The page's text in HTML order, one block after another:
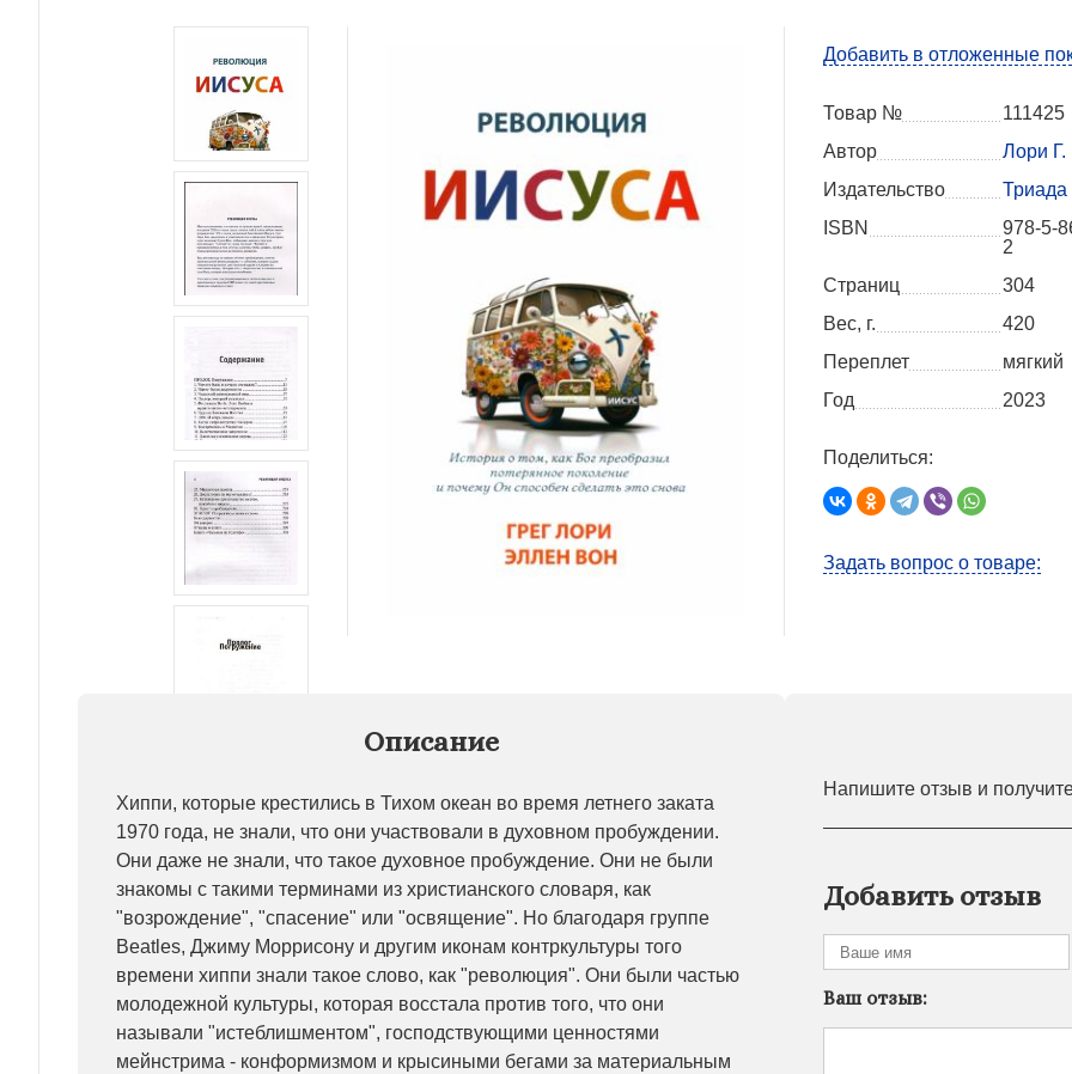
Добавить в отложенные
Товар №
111425
Автор
Лори Г.
Издательство
Триада
ISBN
978-5-
2
Страниц
304
Вес, г.
420
Переплет
мягкий
Год
2023
Поделиться:
Задать вопрос о товаре:
Описание
Хиппи, которые крестились в Тихом океан во время летнего заката
1970 года, не знали, что они участвовали в духовном пробуждении.
Они даже не знали, что такое духовное пробуждение. Они не были
знакомы с такими терминами из христианского словаря, как
"возрождение", "спасение" или "освящение". Но благодаря группе
Beatles, Джиму Моррисону и другим иконам контркультуры того
времени хиппи знали такое слово, как "революция". Они были частью
молодежной культуры, которая восстала против того, что они
называли "истеблишментом", господствующими ценностями
мейнстрима - конформизмом и крысиными бегами за материальным
Напишите отзыв и
Добавить отзыв
Ваш отзыв: